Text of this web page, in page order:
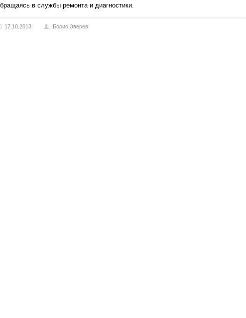
в службы ремонта и диагностики.
17.10.2013 Борис Зверев